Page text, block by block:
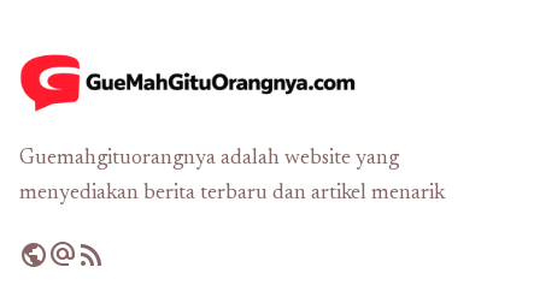
Guemahgituorangnya adalah website yang
menyediakan berita terbaru dan artikel menarik
publicalternate_emailrss_feed